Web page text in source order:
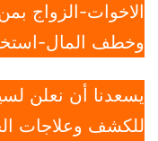
الاخوات-الزواج
وخطف المال-
يسعدنا أن نعلن
للكشف وعلاجات